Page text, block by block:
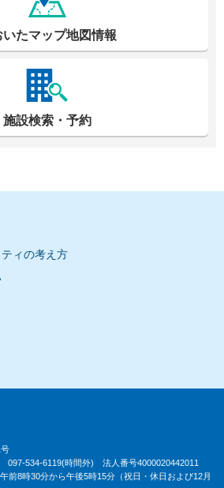
いたマップ地図情報
施設検索・予約
ィの考え方
534-6119(時間外) 法人番号4000020442011
8時30分から午後5時15分（祝日・休日および12月